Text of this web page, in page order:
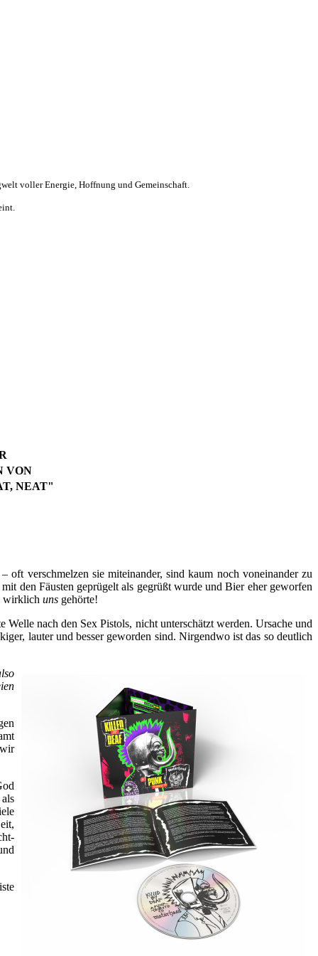
voller Energie, Hoffnung und Gemeinschaft.
VON
NEAT"
verschmelzen sie miteinander, sind kaum noch voneinander zu
den Fäusten geprügelt als gegrüßt wurde und Bier eher geworfen
wirklich uns gehörte!
nach den Sex Pistols, nicht unterschätzt werden. Ursache und
lauter und besser geworden sind. Nirgendwo ist das so deutlich